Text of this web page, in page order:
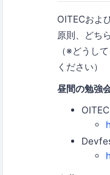
OITECおよ
原則、どち
（※どうし
ください）
昼間の勉強